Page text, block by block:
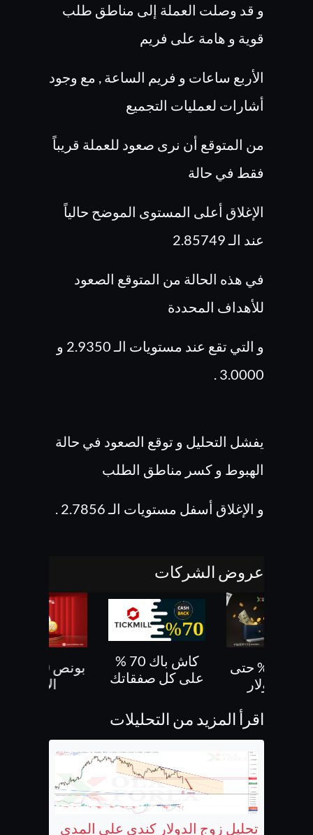
و قد وصلت العملة إلى مناطق طلب
قوية و هامة على فريم
الأربع ساعات و فريم الساعة , مع وجود
أشارات لعمليات التجميع
من المتوقع أن نرى صعود للعملة قريباً
فقط في حالة
الإغلاق أعلى المستوى الموضح حالياً
عند الـ 2.85749
في هذه الحالة من المتوقع الصعود
للأهداف المحددة
و التي تقع عند مستويات الـ 2.9350 و
3.0000 .
يفشل التحليل و توقع الصعود في حالة
الهبوط و كسر مناطق الطلب
و الإغلاق أسفل مستويات الـ 2.7856 .
عروض الشركات
بونص 30% حتى
كاش باك 70 %
على كل صفقاتك
الايداع
اقرأ المزيد من التحليلات
تحليل زوج الدولار كندي على المدى